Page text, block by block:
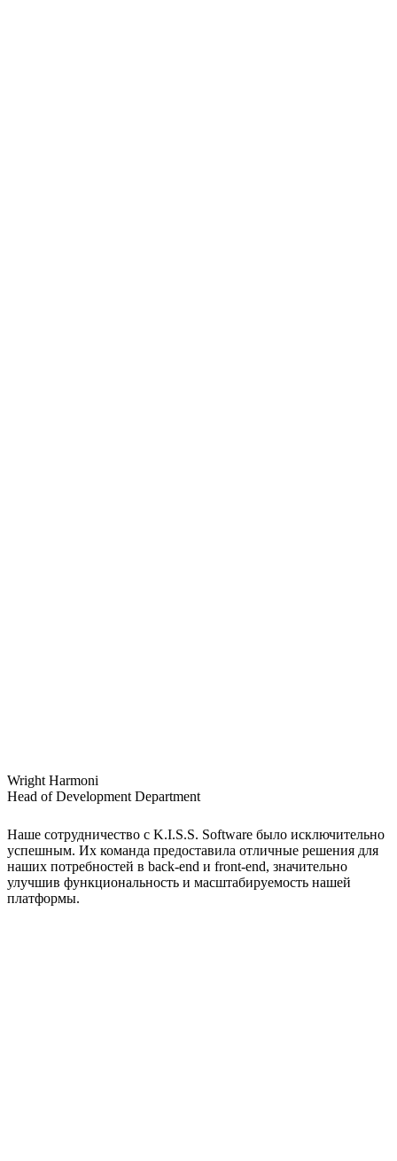
Wright Harmoni
Head of Development Department
Наше сотрудничество с K.I.S.S. Software было исключительно
успешным. Их команда предоставила отличные решения для
наших потребностей в back-end и front-end, значительно
улучшив функциональность и масштабируемость нашей
платформы.